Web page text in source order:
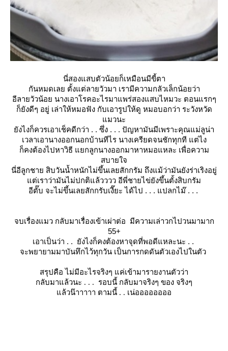
นี่สองแสบตัวน้อยก็เหมือนมีขี้ตา
กันหมดเลย ตั้งแต่ลายวัวมา เรามีความกลัวเล็กน้อยว่า
อีลายวัวน้อย นางเอาโรคอะไรมาแพร่สองแสบไหมวะ ตอนแรกๆ
ก็ยังดีๆ อยู่ เล่าให้หมอฟัง กับเอารูปให้ดู หมอบอกว่า ระวังหวัด
มวนะ
ังไงก็ควรเอาเช็คดีกว่า . . ซึ่ง . . . ปัญหามันมีเพราะคุณแม่ลูน่า
เวลาเอานางออกนอกบ้านทีไร นางเครียดจนชักทุกที แต่ไง
ก็คงต้องไปหาวิธี แยกลูกนางออกมาหาหมอแหละ เพื่อความ
สบายใจ
นี่อีลูกชาย สิบวันน้ำหนักไม่ขึ้นเลยสักกรัม ถึงแม้ว่ามันยังร่าเริงอยู่
ต่เราว่ามันไม่ปกติแล้วววว อีพี่ชายไข่ยังขึ้นตั้งสิบกรัม
อีตั๊บ จะไม่ขึ้นเลยสักกรับเงี๊ยะ ได้ไป . . . แปลกไม๊ . . .
จบเรื่องแมว กลับมาเรื่องเข้าเผ่าต่อ มีความเล่าวกไปวนมามาก
55+
เอาเป็นว่า . . ยังไงก็คงต้องหาจุดที่พอดีแหละนะ . .
จะพยายามมาบันทึกไว้ทุกวัน เป็นการกดดันตัวเองไปในตัว
สรุปคือ ไม่มีอะไรจริงๆ แค่เข้ามารายงานตัวว่า
กลับมาแล้วนะ . . . รอบนี้ กลับมาจริงๆ ของ จริงๆ
ล้วน๊าาาาา ตามนี้ . . เน่ออออออออ